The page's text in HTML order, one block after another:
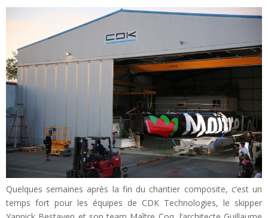
Quelques semaines après la fin du chantier composite, c’est un
temps fort pour les équipes de CDK Technologies, le skipper